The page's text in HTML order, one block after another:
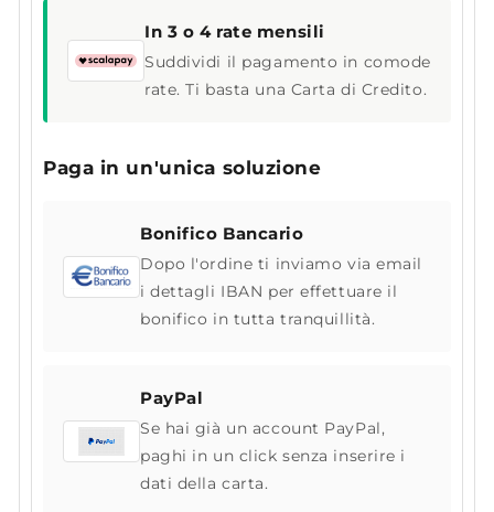
In 3 o 4 rate mensili
Suddividi il pagamento in comode
rate. Ti basta una Carta di Credito.
Paga in un'unica soluzione
Bonifico Bancario
Dopo l'ordine ti inviamo via email
i dettagli IBAN per effettuare il
bonifico in tutta tranquillità.
PayPal
Se hai già un account PayPal,
paghi in un click senza inserire i
dati della carta.